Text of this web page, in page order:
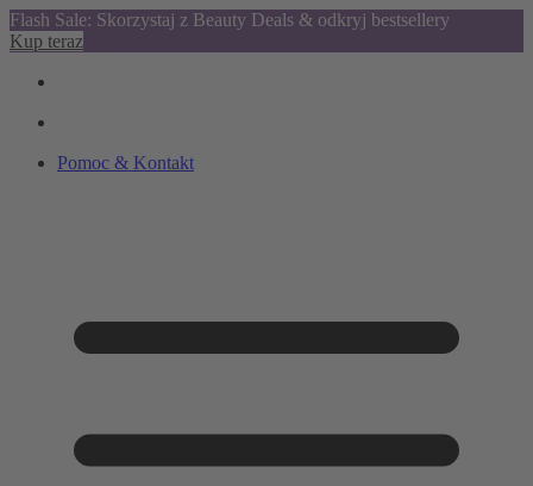
Flash Sale: Skorzystaj z Beauty Deals & odkryj bestsellery
Kup teraz
Pomoc & Kontakt